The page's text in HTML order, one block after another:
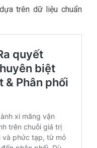
trên dữ liệu chuẩn